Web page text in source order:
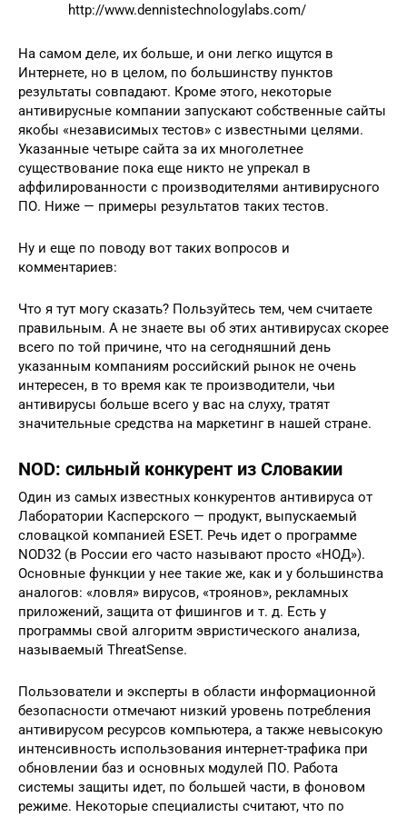
http://www.dennistechnologylabs.com/
На самом деле, их больше, и они легко ищутся в
Интернете, но в целом, по большинству пунктов
результаты совпадают. Кроме этого, некоторые
антивирусные компании запускают собственные сайты
якобы «независимых тестов» с известными целями.
Указанные четыре сайта за их многолетнее
существование пока еще никто не упрекал в
аффилированности с производителями антивирусного
ПО. Ниже — примеры результатов таких тестов.
Ну и еще по поводу вот таких вопросов и
комментариев:
Что я тут могу сказать? Пользуйтесь тем, чем считаете
правильным. А не знаете вы об этих антивирусах скорее
всего по той причине, что на сегодняшний день
указанным компаниям российский рынок не очень
интересен, в то время как те производители, чьи
антивирусы больше всего у вас на слуху, тратят
значительные средства на маркетинг в нашей стране.
NOD: сильный конкурент из Словакии
Один из самых известных конкурентов антивируса от
Лаборатории Касперского — продукт, выпускаемый
словацкой компанией ESET. Речь идет о программе
NOD32 (в России его часто называют просто «НОД»).
Основные функции у нее такие же, как и у большинства
аналогов: «ловля» вирусов, «троянов», рекламных
приложений, защита от фишингов и т. д. Есть у
программы свой алгоритм эвристического анализа,
называемый ThreatSense.
Пользователи и эксперты в области информационной
безопасности отмечают низкий уровень потребления
антивирусом ресурсов компьютера, а также невысокую
интенсивность использования интернет-трафика при
обновлении баз и основных модулей ПО. Работа
системы защиты идет, по большей части, в фоновом
режиме. Некоторые специалисты считают, что по